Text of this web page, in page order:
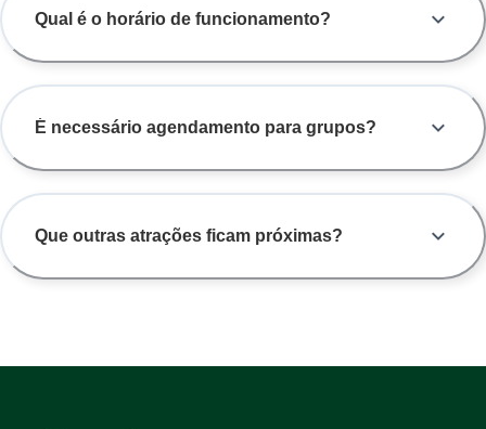
Qual é o horário de funcionamento?
É necessário agendamento para grupos?
Que outras atrações ficam próximas?